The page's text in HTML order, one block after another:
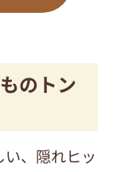
のトン
、隠れヒッ